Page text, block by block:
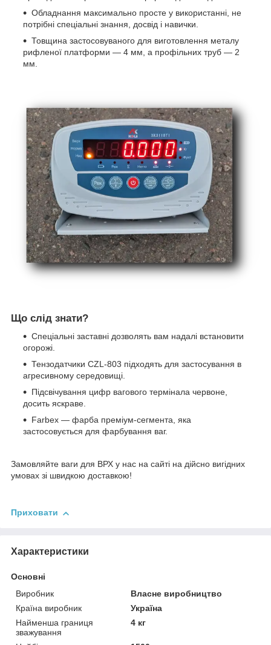
Обладнання максимально просте у використанні, не
потрібні спеціальні знання, досвід і навички.
Товщина застосовуваного для виготовлення металу
рифленої платформи — 4 мм, а профільних труб — 2
мм.
Що слід знати?
Спеціальні заставні дозволять вам надалі встановити
огорожі.
Тензодатчики CZL-803 підходять для застосування в
агресивному середовищі.
Підсвічування цифр вагового термінала червоне,
досить яскраве.
Farbex — фарба преміум-сегмента, яка
застосовується для фарбування ваг.
Замовляйте ваги для ВРХ у нас на сайті на дійсно вигідних
умовах зі швидкою доставкою!
Приховати
Характеристики
Основні
Виробник
Власне виробництво
Країна виробник
Україна
Найменша границя
зважування
4 кг